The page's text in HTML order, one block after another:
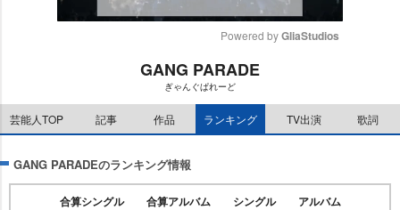
t
Powered by GliaStudios
GANG PARADE
ぎゃんぐぱれーど
芸能人TOP 記事 作品 ランキング TV出演 歌詞
GANG PARADEのランキング情報
合算シングル 合算アルバム シングル アルバム